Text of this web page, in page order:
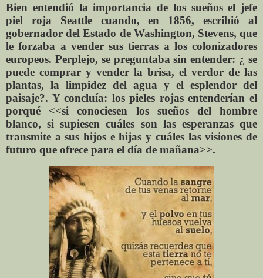
Bien entendió la importancia de los sueños el jefe
piel roja Seattle cuando, en 1856, escribió al
gobernador del Estado de Washington, Stevens, que
le forzaba a vender sus tierras a los colonizadores
europeos. Perplejo, se preguntaba sin entender: ¿ se
puede comprar y vender la brisa, el verdor de las
plantas, la limpidez del agua y el esplendor del
paisaje?. Y concluía: los pieles rojas entenderían el
porqué <<si conociesen los sueños del hombre
blanco, si supiesen cuáles son las esperanzas que
transmite a sus hijos e hijas y cuáles las visiones de
futuro que ofrece para el día de mañana>>.